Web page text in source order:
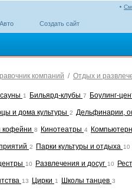
Авто Создать сайт
компаний / Отдых и
1 Бильярд-клубы 7 Боулинг-
и дома культуры 2 Дельфинарии,
кофейни 8 Кинотеатры 4
2 Парки культуры и отдыха 10
10 Развлечения и досуг 10
13 Цирки 1 Школы танцев 3